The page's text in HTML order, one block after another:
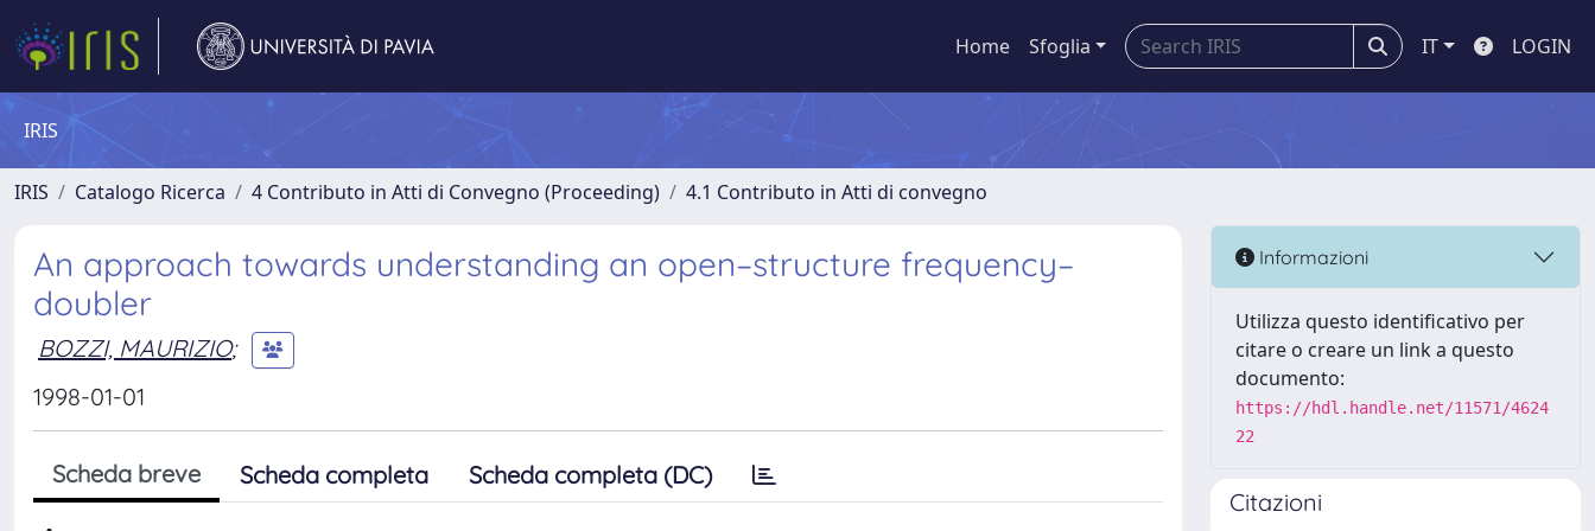
Home Sfoglia IT LOGIN
IRIS
IRIS Catalogo Ricerca 4 Contributo in Atti di Convegno (Proceeding) 4.1 Contributo in Atti di convegno
An approach towards understanding an open–structure frequency–
doubler
BOZZI, MAURIZIO;
1998-01-01
Scheda breve Scheda completa Scheda completa (DC)
Informazioni
Utilizza questo identificativo per
citare o creare un link a questo
documento:
https://hdl.handle.net/11571/4624
22
Citazioni